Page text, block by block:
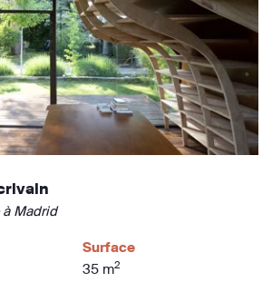
Madrid
Surface
35 m2